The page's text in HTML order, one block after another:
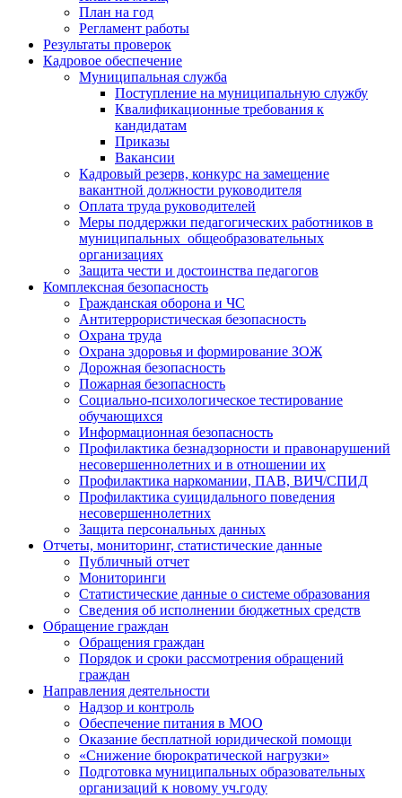
План на год
Регламент работы
Результаты проверок
Кадровое обеспечение
Муниципальная служба
Поступление на муниципальную службу
Квалификационные требования к
кандидатам
Приказы
Вакансии
Кадровый резерв, конкурс на замещение
вакантной должности руководителя
Оплата труда руководителей
Меры поддержки педагогических работников в
муниципальных общеобразовательных
организациях
Защита чести и достоинства педагогов
Комплексная безопасность
Гражданская оборона и ЧС
Антитеррористическая безопасность
Охрана труда
Охрана здоровья и формирование ЗОЖ
Дорожная безопасность
Пожарная безопасность
Социально-психологическое тестирование
обучающихся
Информационная безопасность
Профилактика безнадзорности и правонарушений
несовершеннолетних и в отношении их
Профилактика наркомании, ПАВ, ВИЧ/СПИД
Профилактика суицидального поведения
несовершеннолетних
Защита персональных данных
Отчеты, мониторинг, статистические данные
Публичный отчет
Мониторинги
Статистические данные о системе образования
Сведения об исполнении бюджетных средств
Обращение граждан
Обращения граждан
Порядок и сроки рассмотрения обращений
граждан
Направления деятельности
Надзор и контроль
Обеспечение питания в МОО
Оказание бесплатной юридической помощи
«Снижение бюрократической нагрузки»
Подготовка муниципальных образовательных
организаций к новому уч.году